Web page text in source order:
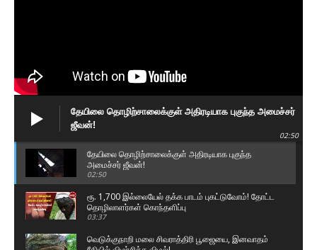
தேயிலை தொழிற்சாலைக்குள் அதிரடியாக புகுந்த அமைச்சர்
ஜீவன்!
02:50
தேயிலை தொழிற்சாலைக்குள் அதிரடியாக புகுந்த
அமைச்சர் ஜீவன்!
02:50
ரூ. 1,700 இல்லையேல் தக்க பாடம் புகட்டுவோம்! தோட்ட
தொழிலாளர்கள் கொந்தளிப்பு
03:37
வெடுக்குநாறி மலை சிவராத்திரி பூஜையை, இனவாதம்